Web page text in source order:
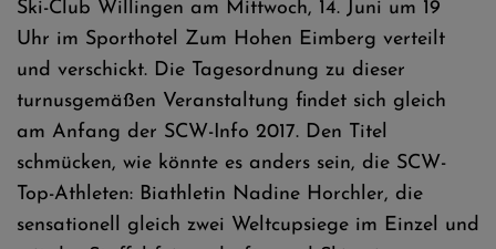
Ski-Club Willingen am Mittwoch, 14. Juni um 19
Uhr im Sporthotel Zum Hohen Eimberg verteilt
und verschickt. Die Tagesordnung zu dieser
turnusgemäßen Veranstaltung findet sich gleich
am Anfang der SCW-Info 2017. Den Titel
schmücken, wie könnte es anders sein, die SCW-
Top-Athleten: Biathletin Nadine Horchler, die
sensationell gleich zwei Weltcupsiege im Einzel und